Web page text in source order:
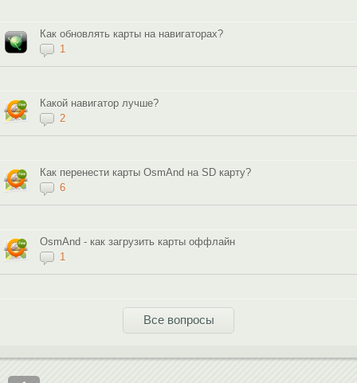
Как обновлять карты на навигаторах?
1
Какой навигатор лучше?
2
Как перенести карты OsmAnd на SD карту?
6
OsmAnd - как загрузить карты оффлайн
1
Все вопросы